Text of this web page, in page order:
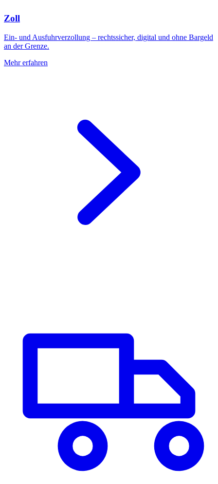
Zoll
Ein- und Ausfuhrverzollung – rechtssicher, digital und ohne Bargeld
an der Grenze.
Mehr erfahren